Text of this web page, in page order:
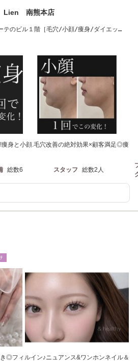
南熊本店
テのビル１階［毛穴/小顔/痩身/ダイエッ
痩身と小顔.毛穴改善の絶対効果×顧客満足◎痩
総数6 スタッフ 総数2人
◎フィルイン♪ニュアンス&ワンホンネイル＆